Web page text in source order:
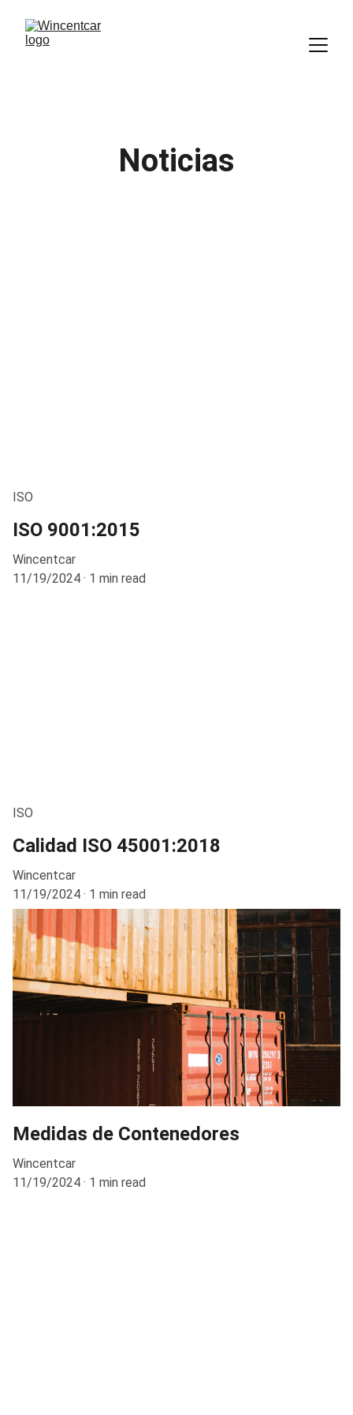
Noticias
ISO
ISO 9001:2015
Wincentcar
11/19/2024
1 min read
ISO
Calidad ISO 45001:2018
Wincentcar
11/19/2024
1 min read
Medidas de Contenedores
Wincentcar
11/19/2024
1 min read